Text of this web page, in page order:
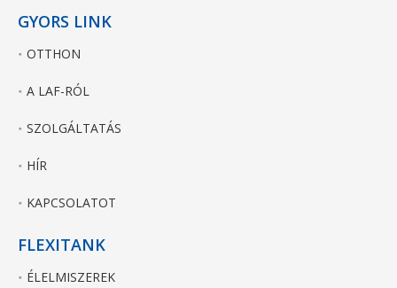
GYORS LINK
OTTHON
A LAF-RÓL
SZOLGÁLTATÁS
HÍR
KAPCSOLATOT
FLEXITANK
ÉLELMISZEREK